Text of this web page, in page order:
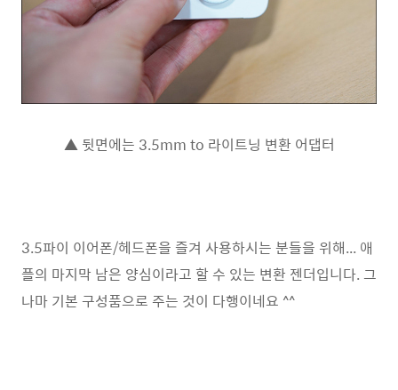
▲ 뒷면에는 3.5mm to 라이트닝 변환 어댑터
3.5파이 이어폰/헤드폰을 즐겨 사용하시는 분들을 위해... 애
플의 마지막 남은 양심이라고 할 수 있는 변환 젠더입니다. 그
나마 기본 구성품으로 주는 것이 다행이네요 ^^